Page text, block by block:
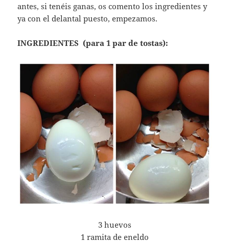
antes, si tenéis ganas, os comento los ingredientes y
ya con el delantal puesto, empezamos.
INGREDIENTES (para 1 par de tostas):
3 huevos
1 ramita de eneldo